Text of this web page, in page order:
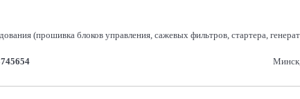
(прошивка блоков управления, сажевых фильтров, стартера,